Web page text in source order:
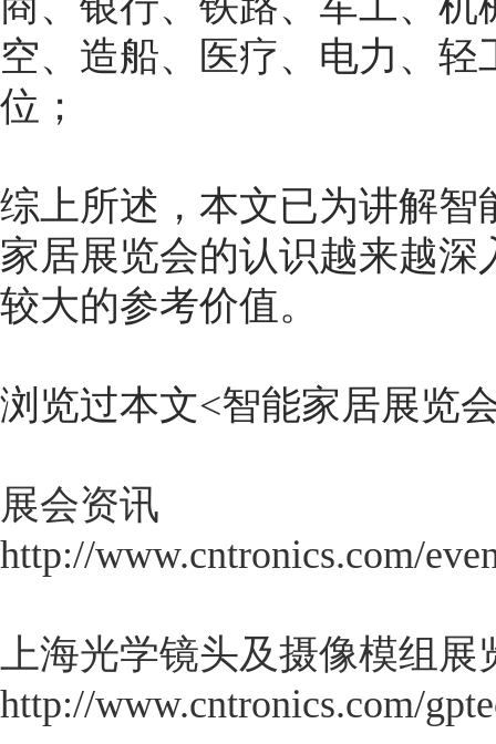
空、造船、医疗、电力、
位；
综上所述，本文已为讲解智
家居展览会的认识越来越
较大的参考价值。
浏览过本文<智能家居展览
展会资讯
http://www.cntronics.com/
上海光学镜头及摄像模组展
http://www.cntronics.com/